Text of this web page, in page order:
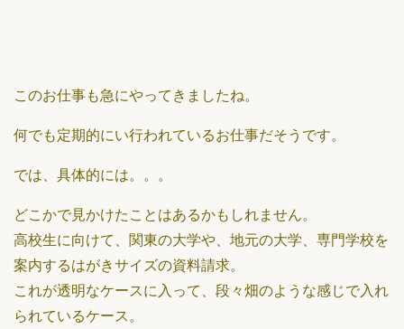
このお仕事も急にやってきましたね。
何でも定期的にい行われているお仕事だそうです。
では、具体的には。。。
どこかで見かけたことはあるかもしれません。
高校生に向けて、関東の大学や、地元の大学、専門学校を
案内するはがきサイズの資料請求。
これが透明なケースに入って、段々畑のような感じで入れ
られているケース。